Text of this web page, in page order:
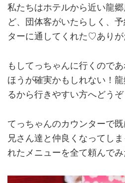
私たちはホテルから近い龍
ど、団体客がいたらしく、
ターに通してくれた♡あり
もしてっちゃんに行くので
ほうが確実かもしれない！
るから行きやすい方へどうぞ
てっちゃんのカウンターで
兄さん達と仲良くなってし
れたメニューを全て頼んで